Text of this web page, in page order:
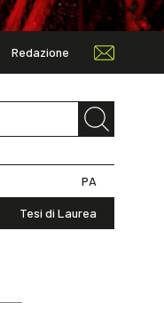
Redazione
PA
Tesi di Laurea